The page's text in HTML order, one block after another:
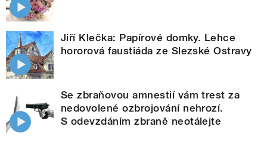
Jiří Klečka: Papírové domky. Lehce
hororová faustiáda ze Slezské Ostravy
Se zbraňovou amnestií vám trest za
nedovolené ozbrojování nehrozí.
S odevzdáním zbraně neotálejte